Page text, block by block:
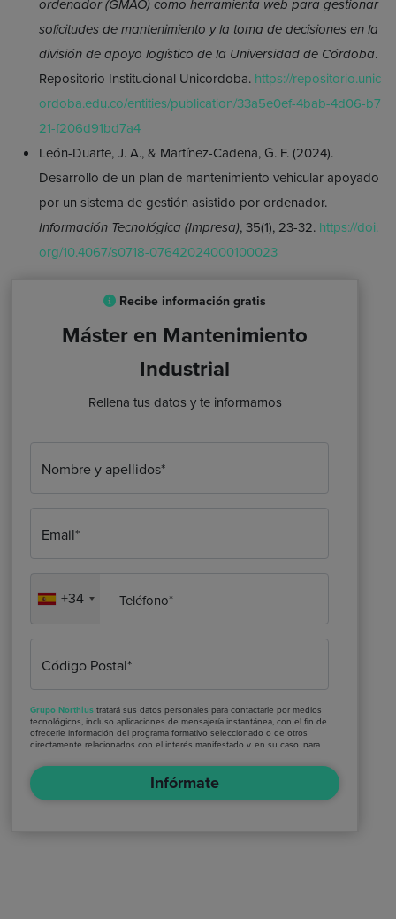
ordenador (GMAO) como herramienta web para gestionar
solicitudes de mantenimiento y la toma de decisiones en la
división de apoyo logístico de la Universidad de Córdoba.
Repositorio Institucional Unicordoba. https://repositorio.unic
ordoba.edu.co/entities/publication/33a5e0ef-4bab-4d06-b7
21-f206d91bd7a4
León-Duarte, J. A., & Martínez-Cadena, G. F. (2024).
Desarrollo de un plan de mantenimiento vehicular apoyado
por un sistema de gestión asistido por ordenador.
Información Tecnológica (Impresa), 35(1), 23-32. https://doi.
org/10.4067/s0718-07642024000100023
Recibe información gratis
Máster en Mantenimiento
Industrial
Rellena tus datos y te informamos
Nombre y apellidos*
Email*
+34 Teléfono*
Código Postal*
Grupo Northius tratará sus datos personales para contactarle por medios
tecnológicos, incluso aplicaciones de mensajería instantánea, con el fin de
ofrecerle información del programa formativo seleccionado o de otros
directamente relacionados con el interés manifestado y, en su caso, para
las empresas que conforman elGrupo Northius, con el objeto de que
estas puedan hacerle llegar la mejor oferta de productos y servicios
de acuerdo a su petición. Quedan reconocidos los derechos de acceso,
rectificación, supresión, oposición, limitación, tal y como se explica en la
Infórmate